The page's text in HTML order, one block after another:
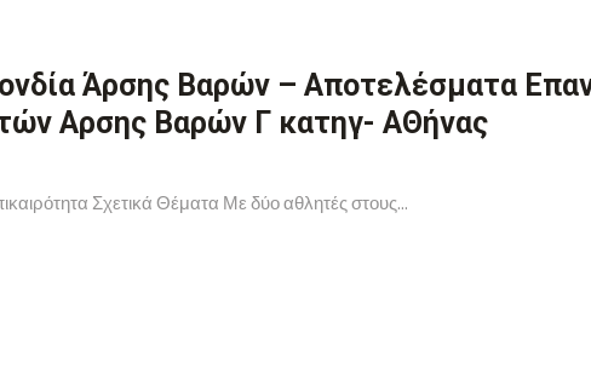
Άρσης Βαρών – Αποτελέσματα
Αρσης Βαρών Γ κατηγ- ΑΘήνας
Σχετικά Θέματα Με δύο αθλητές στους...